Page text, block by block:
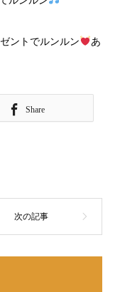
ントでルンルン
あ
Share